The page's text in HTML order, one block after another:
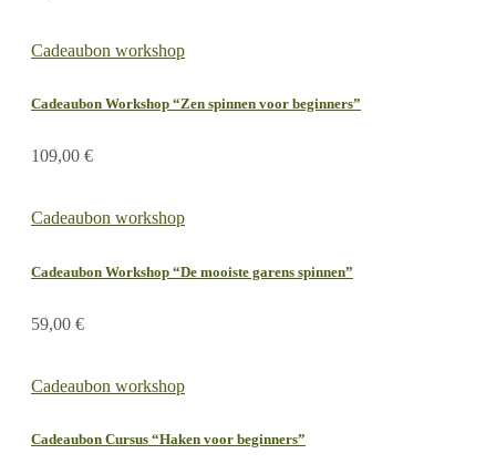
Cadeaubon workshop
Cadeaubon Workshop “Zen spinnen voor beginners”
109,00 €
Cadeaubon workshop
Cadeaubon Workshop “De mooiste garens spinnen”
59,00 €
Cadeaubon workshop
Cadeaubon Cursus “Haken voor beginners”